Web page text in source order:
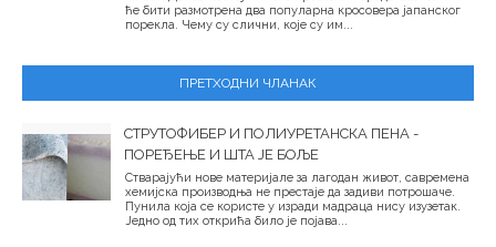
ће бити размотрена два популарна кросовера јапанског
порекла. Чему су слични, које су им...
ПРЕТХОДНИ ЧЛАНАК
СТРУТОФИБЕР И ПОЛИУРЕТАНСКА ПЕНА -
ПОРЕЂЕЊЕ И ШТА ЈЕ БОЉЕ
Стварајући нове материјале за лагодан живот, савремена
хемијска производња не престаје да задиви потрошаче.
Пунила која се користе у изради мадраца нису изузетак.
Једно од тих открића било је појава...